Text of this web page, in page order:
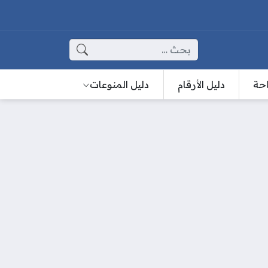
البحث عن:
دليل الأرقام دليل المنوعات